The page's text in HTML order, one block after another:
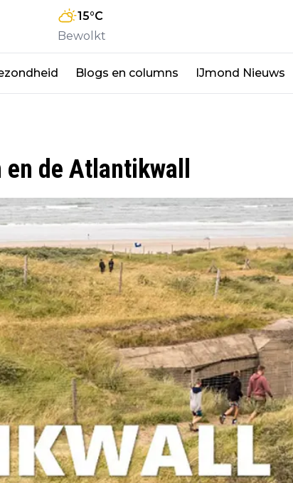
15°C
Bewolkt
Blogs en columns IJmond Nieuws
de Atlantikwall